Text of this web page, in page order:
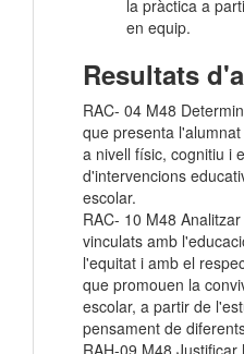
la pràctica a
en equip.
Resultats
RAC- 04 M48
que presenta
a nivell físic, cognitiu i
d'intervencions
escolar.
RAC- 10 M48
vinculats amb
l'equitat i amb el
que promouen la
escolar, a partir de
pensament de